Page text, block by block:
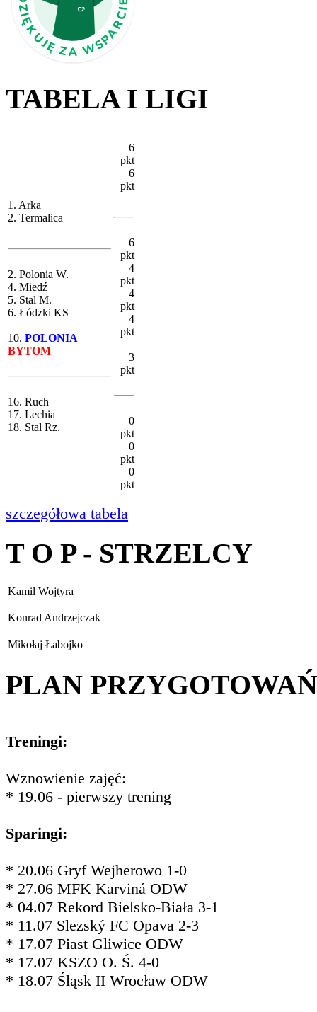
TABELA I LIGI
1. Arka
2. Termalica
2. Polonia W.
4. Miedź
5. Stal M.
6. Łódzki KS
10. POLONIA
BYTOM
16. Ruch
17. Lechia
18. Stal Rz.
6
pkt
6
pkt
6
pkt
4
pkt
4
pkt
4
pkt
3
pkt
0
pkt
0
pkt
0
pkt
szczegółowa tabela
T O P - STRZELCY
Kamil Wojtyra
Konrad Andrzejczak
Mikołaj Łabojko
PLAN PRZYGOTOWAŃ
Treningi:
Wznowienie zajęć:
* 19.06 - pierwszy trening
Sparingi:
* 20.06 Gryf Wejherowo 1-0
* 27.06 MFK Karviná ODW
* 04.07 Rekord Bielsko-Biała 3-1
* 11.07 Slezský FC Opava 2-3
* 17.07 Piast Gliwice ODW
* 17.07 KSZO O. Ś. 4-0
* 18.07 Śląsk II Wrocław ODW